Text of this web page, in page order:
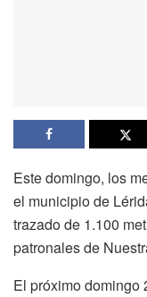
Este domingo, los
el municipio de
trazado de 1.100
patronales de
El próximo domingo